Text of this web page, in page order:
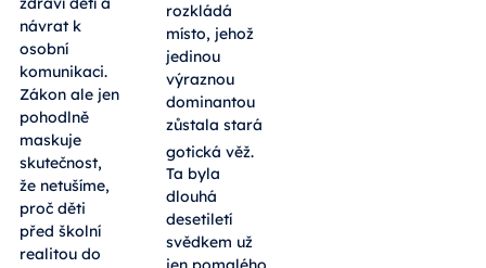
návrat k
osobní
komunikaci.
Zákon ale jen
pohodlně
maskuje
skutečnost,
že netušíme,
proč děti
před školní
realitou do
rozkládá
místo, jehož
jedinou
výraznou
dominantou
zůstala stará
gotická věž.
Ta byla
dlouhá
desetiletí
svědkem už